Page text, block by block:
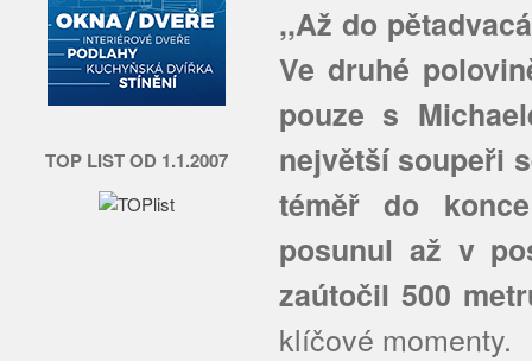
TOP LIST OD 1.1.2007
,,Až do
Ve druhé
pouze s
největší soupeři
téměř do
posunul až v
zaútočil 500
klíčové momenty.